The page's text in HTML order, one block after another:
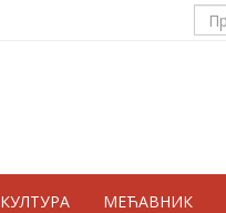
КУЛТУРА МЕЋАВНИК